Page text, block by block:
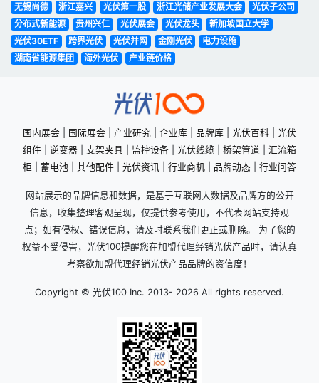
无锡尚德
浙江嘉兴 光伏第一股 浙江光储产业发展大会
光伏子公司
分布式新能源
贵州兴仁 光伏展会 光伏龙头
新加坡国立大学
光伏30ETF
跨界光伏 光伏并网 金刚光伏
电力设施
湖南省能源集团
海外光伏 产业链价格
国内展会 国际展会 产业研究 企业库 品牌库 光伏百科
光伏
组件
逆变器 支架夹具 监控设备 光伏线缆 桥架管道
汇流箱
柜
蓄电池 其他配件 光伏资讯 行业商机 品牌动态 行业问答
网站展示的品牌信息和数据，是基于互联网大数据及品牌方的公开
信息，收集整理客观呈现，仅提供参考使用，不代表网站支持观
点；如有侵权、错误信息，请及时联系我们更正或删除。 为了您的
权益不受侵害，光伏100提醒您在加盟代理经销光伏产品时，请认真
考察欲加盟代理经销光伏产品品牌的资信度！
Copyright © 光伏100 Inc. 2013- 2026 All rights reserved.